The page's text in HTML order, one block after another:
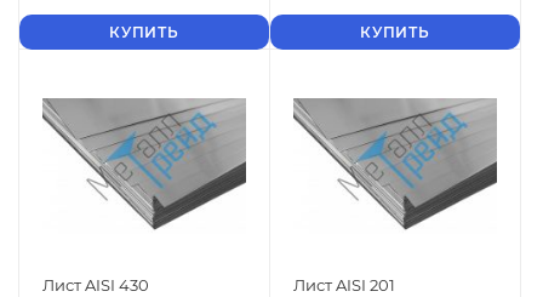
КУПИТЬ КУПИТЬ
Лист AISI 430
Лист AISI 201